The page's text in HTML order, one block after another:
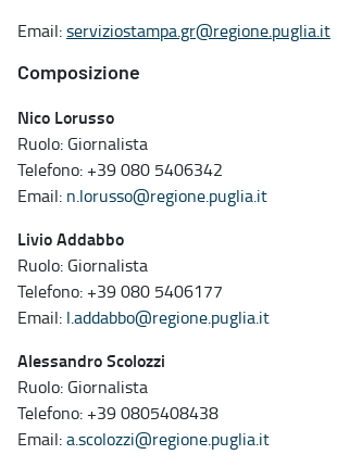
Email:serviziostampa.gr@regione.puglia.it
Composizione
Nico Lorusso
Ruolo: Giornalista
Telefono: +39 080 5406342
Email: n.lorusso@regione.puglia.it
Livio Addabbo
Ruolo: Giornalista
Telefono: +39 080 5406177
Email: l.addabbo@regione.puglia.it
Alessandro Scolozzi
Ruolo: Giornalista
Telefono: +39 0805408438
Email:a.scolozzi@regione.puglia.it